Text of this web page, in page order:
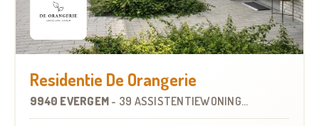
Residentie De Orangerie
9940 EVERGEM - 39 ASSISTENTIEWONINGEN